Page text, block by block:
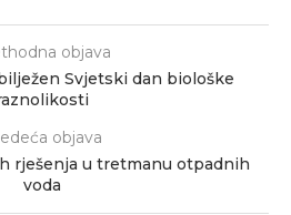
objava
Svjetski dan biološke
objava
rješenja u tretmanu otpadnih
voda